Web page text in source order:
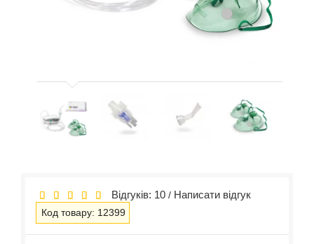
Відгуків: 10 / Написати відгук
Код товару: 12399